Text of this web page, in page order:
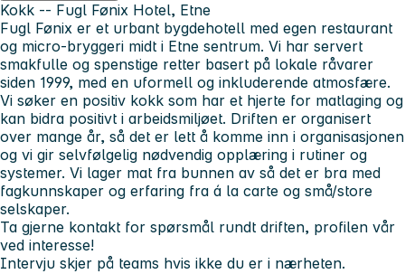
Kokk -- Fugl Fønix Hotel, Etne
Fugl Fønix er et urbant bygdehotell med egen restaurant
og micro-bryggeri midt i Etne sentrum. Vi har servert
smakfulle og spenstige retter basert på lokale råvarer
siden 1999, med en uformell og inkluderende atmosfære.
Vi søker en positiv kokk som har et hjerte for matlaging og
kan bidra positivt i arbeidsmiljøet. Driften er organisert
over mange år, så det er lett å komme inn i organisasjonen
og vi gir selvfølgelig nødvendig opplæring i rutiner og
systemer. Vi lager mat fra bunnen av så det er bra med
fagkunnskaper og erfaring fra á la carte og små/store
selskaper.
Ta gjerne kontakt for spørsmål rundt driften, profilen vår
ved interesse!
Intervju skjer på teams hvis ikke du er i nærheten.